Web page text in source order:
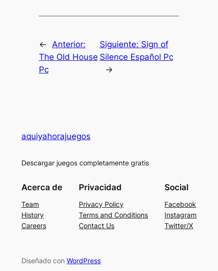
← Anterior:
The Old House
Pc
Siguiente: Sign of
Silence Español Pc
→
aquiyahorajuegos
Descargar juegos completamente gratis
Acerca de
Team
History
Careers
Privacidad
Privacy Policy
Terms and Conditions
Contact Us
Social
Facebook
Instagram
Twitter/X
Diseñado con WordPress